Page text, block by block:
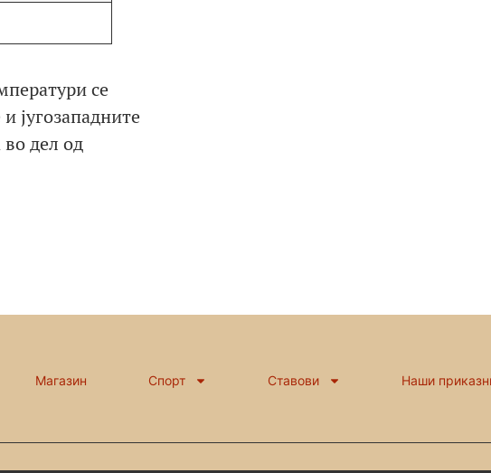
се
југозападните
дел од
Магазин Спорт Ставови Наши